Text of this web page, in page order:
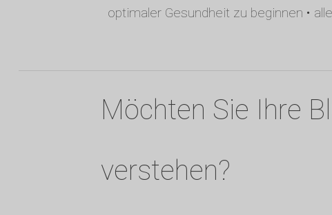
optimaler Gesundheit zu beginnen •
Möchten Sie Ihre
verstehen?